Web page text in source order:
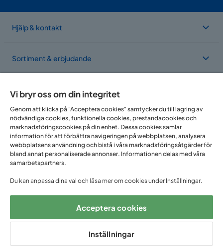
Hjälp & kontakt
Sortiment & erbjudande
Om Trademax
Vi finns i flera länder
Följ oss på:
Vi bryr oss om din integritet
Genom att klicka på "Acceptera cookies" samtycker du till lagring av
nödvändiga cookies, funktionella cookies, prestandacookies och
marknadsföringscookies på din enhet. Dessa cookies samlar
information för att förbättra navigeringen på webbplatsen, analysera
webbplatsens användning och bistå i våra marknadsföringsåtgärder för
bland annat personaliserade annonser. Informationen delas med våra
samarbetspartners.
Du kan anpassa dina val och läsa mer om cookies under Inställningar.
Acceptera cookies
Inställningar